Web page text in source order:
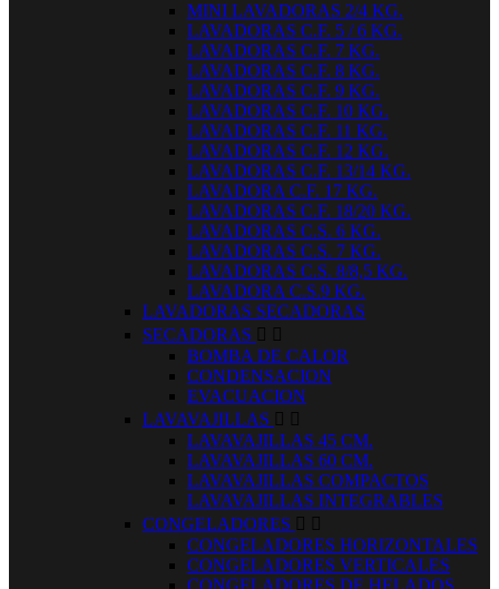
MINI LAVADORAS 2/4 KG.
LAVADORAS C.F. 5 / 6 KG.
LAVADORAS C.F. 7 KG.
LAVADORAS C.F. 8 KG.
LAVADORAS C.F. 9 KG.
LAVADORAS C.F. 10 KG.
LAVADORAS C.F. 11 KG.
LAVADORAS C.F. 12 KG.
LAVADORAS C.F. 13/14 KG.
LAVADORA C.F. 17 KG.
LAVADORAS C.F. 18/20 KG.
LAVADORAS C.S. 6 KG.
LAVADORAS C.S. 7 KG.
LAVADORAS C.S. 8/8,5 KG.
LAVADORA C.S.9 KG.
LAVADORAS SECADORAS
SECADORAS  
BOMBA DE CALOR
CONDENSACION
EVACUACION
LAVAVAJILLAS  
LAVAVAJILLAS 45 CM.
LAVAVAJILLAS 60 CM.
LAVAVAJILLAS COMPACTOS
LAVAVAJILLAS INTEGRABLES
CONGELADORES  
CONGELADORES HORIZONTALES
CONGELADORES VERTICALES
CONGELADORES DE HELADOS